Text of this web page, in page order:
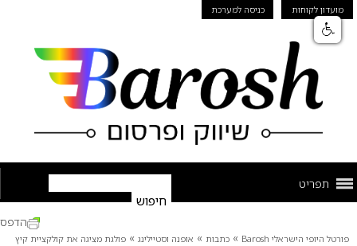
מועדון לקוחות כניסה למערכת
תפריט
פורטל היופי הישראלי Barosh » כתבות » אופנה וסטיילינג » פולגת מציגה את קולקציית קיץ
הדפס